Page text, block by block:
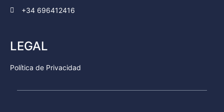
+34 696412416
LEGAL
Política de Privacidad